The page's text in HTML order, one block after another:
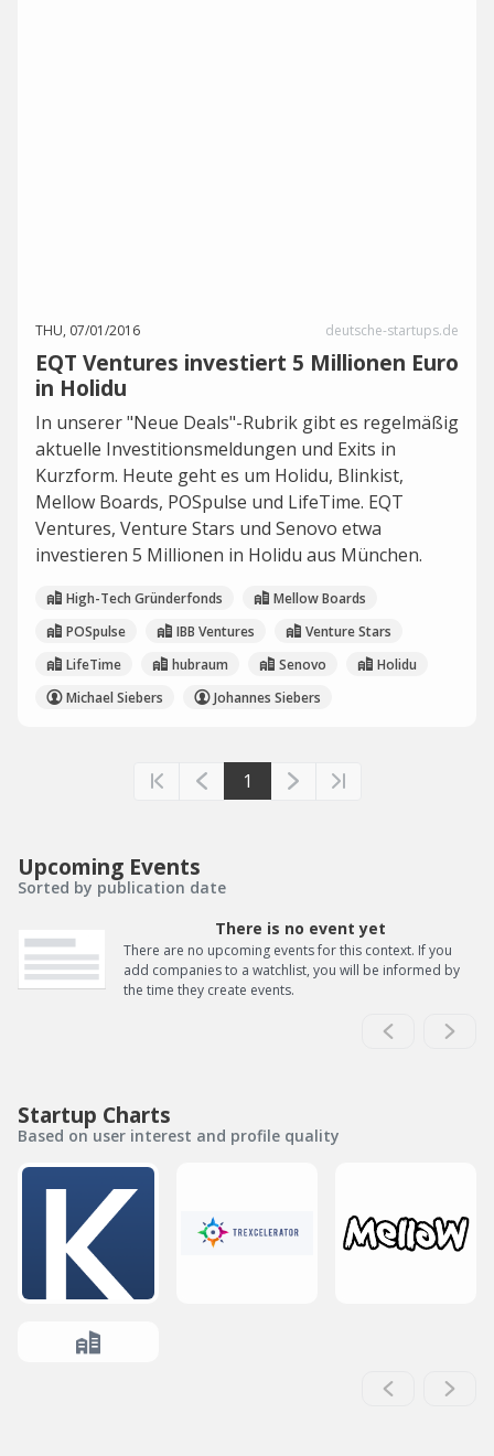
THU, 07/01/2016 deutsche-startups.de
EQT Ventures investiert 5 Millionen Euro
in Holidu
In unserer "Neue Deals"-Rubrik gibt es regelmäßig
aktuelle Investitionsmeldungen und Exits in
Kurzform. Heute geht es um Holidu, Blinkist,
Mellow Boards, POSpulse und LifeTime. EQT
Ventures, Venture Stars und Senovo etwa
investieren 5 Millionen in Holidu aus München.
High-Tech Gründerfonds
Mellow Boards
POSpulse
IBB Ventures
Venture Stars
LifeTime
hubraum Senovo
Holidu
Michael Siebers
Johannes Siebers
1
Upcoming Events
Sorted by publication date
There is no event yet
There are no upcoming events for this context. If you
add companies to a watchlist, you will be informed by
the time they create events.
Startup Charts
Based on user interest and profile quality